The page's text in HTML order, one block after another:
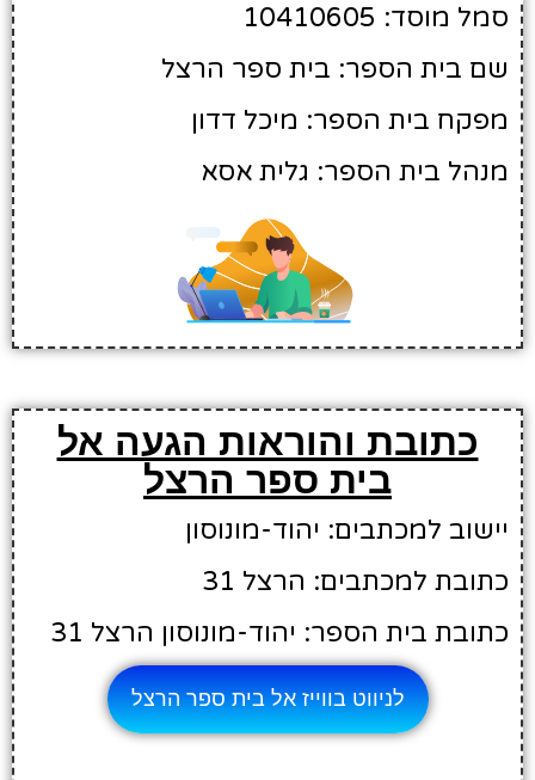
סמל מוסד: 10410605
שם בית הספר: בית ספר הרצל
מפקח בית הספר: מיכל דדון
מנהל בית הספר: גלית אסא
כתובת והוראות הגעה אל
בית ספר הרצל
יישוב למכתבים: יהוד-מונוסון
כתובת למכתבים: הרצל 31
כתובת בית הספר: יהוד-מונוסון הרצל 31
לניווט בווייז אל בית ספר הרצל